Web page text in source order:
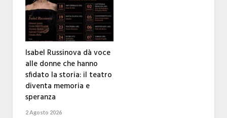
Isabel Russinova dà voce
alle donne che hanno
sfidato la storia: il teatro
diventa memoria e
speranza
2 Agosto 2026